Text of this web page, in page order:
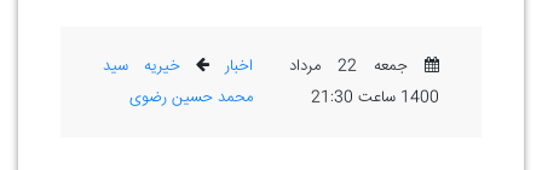
جمعه 22 مرداد
1400 ساعت 21:30
اخبار
خیریه سید
محمد حسین رضوی